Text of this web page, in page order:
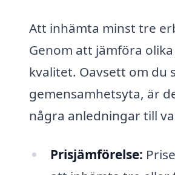
Att inhämta minst tre
Genom att jämföra
kvalitet. Oavsett om
gemensamhetsyta, är
några anledningar till
Prisjämförelse: